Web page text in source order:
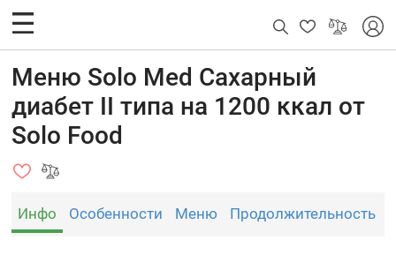
Меню Solo Med Сахарный
диабет II типа на 1200 ккал от
Solo Food
Инфо Особенности Меню Продолжительность